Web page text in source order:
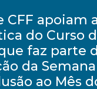
CFF apoiam
do Curso
faz parte
da
ao Mês